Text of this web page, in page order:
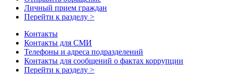
Личный прием граждан
Перейти к разделу >
Контакты
Контакты для СМИ
Телефоны и адреса подразделений
Контакты для сообщений о фактах коррупции
Перейти к разделу >